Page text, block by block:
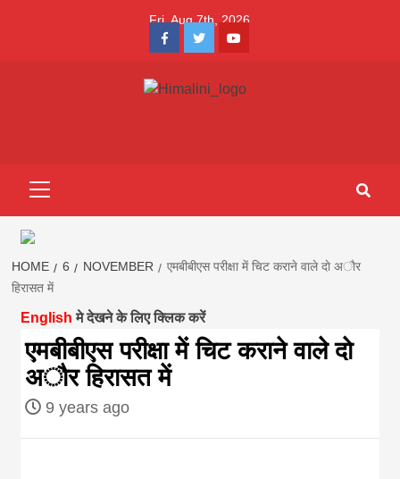
Fri. Aug 7th, 2026
FacebookTwitterYoutube
hindi
||madhesh
first hindi
magazine of
Nepal brings
HOME 6 NOVEMBER
एमबीबीएस परीक्षा में चिट कराने वाले दाे अाैर
हिरासत में
English मे देखने के लिए क्लिक करें
एमबीबीएस परीक्षा में चिट कराने वाले दाे
अाैर हिरासत में
9 years ago